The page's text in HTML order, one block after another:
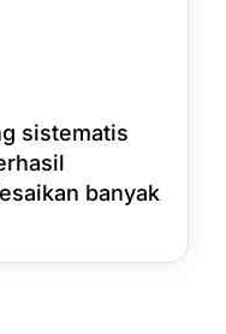
sistematis
banyak